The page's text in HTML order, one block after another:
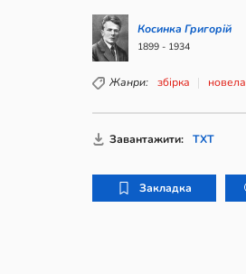
Косинка Григорій
1899 - 1934
Жанри: збірка новела
Завантажити: TXT
Закладка